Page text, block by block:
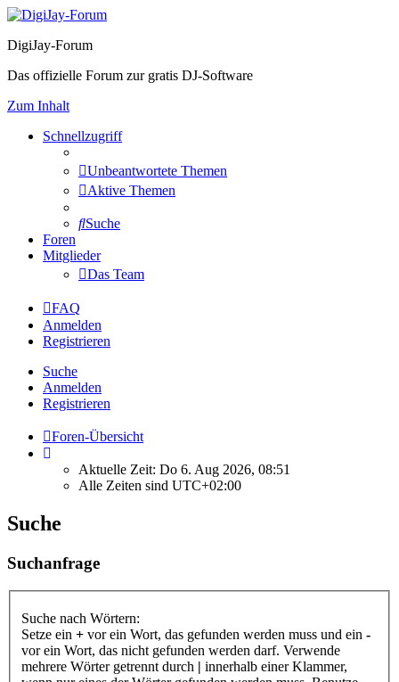
DigiJay-Forum
Das offizielle Forum zur gratis DJ-Software
Zum Inhalt
Schnellzugriff
Unbeantwortete Themen
Aktive Themen
Suche
Foren
Mitglieder
Das Team
FAQ
Anmelden
Registrieren
Suche
Anmelden
Registrieren
Foren-Übersicht
Aktuelle Zeit: Do 6. Aug 2026, 08:51
Alle Zeiten sind UTC+02:00
Suche
Suchanfrage
Suche nach Wörtern:
Setze ein + vor ein Wort, das gefunden werden muss und ein -
vor ein Wort, das nicht gefunden werden darf. Verwende
mehrere Wörter getrennt durch | innerhalb einer Klammer,